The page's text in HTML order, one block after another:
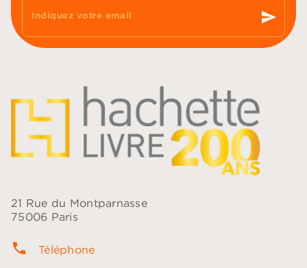
Indiquez votre email send
21 Rue du Montparnasse
75006 Paris
phone Téléphone